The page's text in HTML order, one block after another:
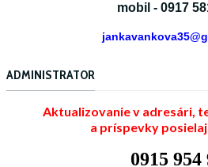
mobil - 0917
ADMINISTRATOR
Aktualizovanie v adresári,
a príspevky
0915 954